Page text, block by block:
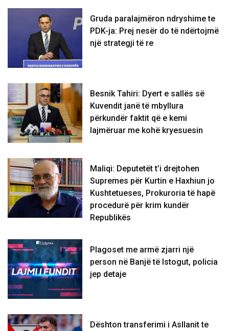
Gruda paralajmëron ndryshime te
PDK-ja: Prej nesër do të ndërtojmë
një strategji të re
Besnik Tahiri: Dyert e sallës së
Kuvendit janë të mbyllura
përkundër faktit që e kemi
lajmëruar me kohë kryesuesin
Maliqi: Deputetët t’i drejtohen
Supremes për Kurtin e Haxhiun jo
Kushtetueses, Prokuroria të hapë
procedurë për krim kundër
Republikës
Plagoset me armë zjarri një
person në Banjë të Istogut, policia
jep detaje
Dështon transferimi i Asllanit te